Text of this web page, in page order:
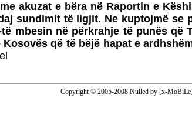
akuzat e bëra në Raportin e
sundimit të ligjit. Ne kuptojmë
mbesin në përkrahje të punës që
që të bëjë hapat e
Copyright © 2005-2008 Nulled by [x-